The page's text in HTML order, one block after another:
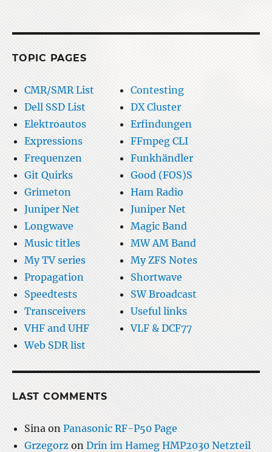
TOPIC PAGES
CMR/SMR List
Contesting
Dell SSD List
DX Cluster
Elektroautos
Erfindungen
Expressions
FFmpeg CLI
Frequenzen
Funkhändler
Git Quirks
Good (FOS)S
Grimeton
Ham Radio
Juniper Net
Juniper Net
Longwave
Magic Band
Music titles
MW AM Band
My TV series
My ZFS Notes
Propagation
Shortwave
Speedtests
SW Broadcast
Transceivers
Useful links
VHF and UHF
VLF & DCF77
Web SDR list
LAST COMMENTS
Sina onPanasonic RF-P50 Page
GrzegorzonDrin im Hameg HMP2030 Netzteil